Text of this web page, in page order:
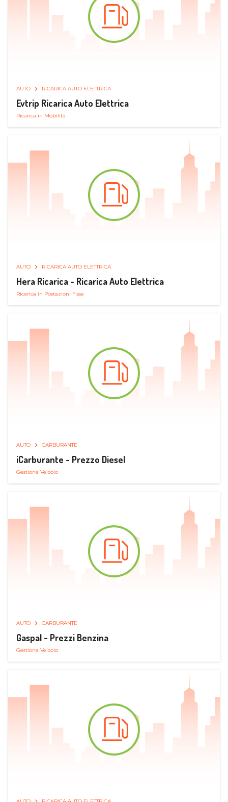
AUTO RICARICA AUTO ELETTRICA
Evtrip Ricarica Auto Elettrica
Ricarica in Mobilità
AUTO RICARICA AUTO ELETTRICA
Hera Ricarica - Ricarica Auto Elettrica
Ricarica in Postazioni Fisse
AUTO CARBURANTE
iCarburante - Prezzo Diesel
Gestione Veicolo
AUTO CARBURANTE
Gaspal - Prezzi Benzina
Gestione Veicolo